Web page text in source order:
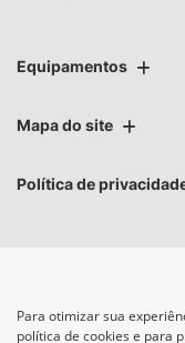
Equipamentos
Mapa do site
Política de
No trânsito,
Para otimizar sua
política de cookies e para